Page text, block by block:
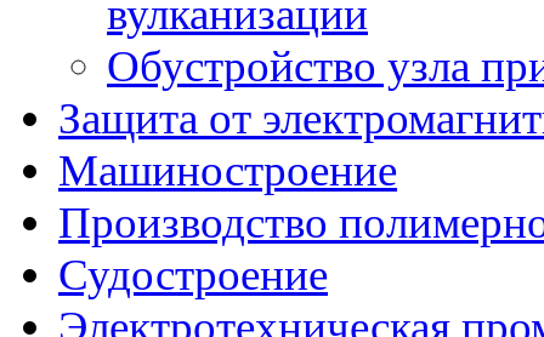
вулканизации
Обустройство узла
Защита от
Машиностроение
Производство
Судостроение
Электротехническая